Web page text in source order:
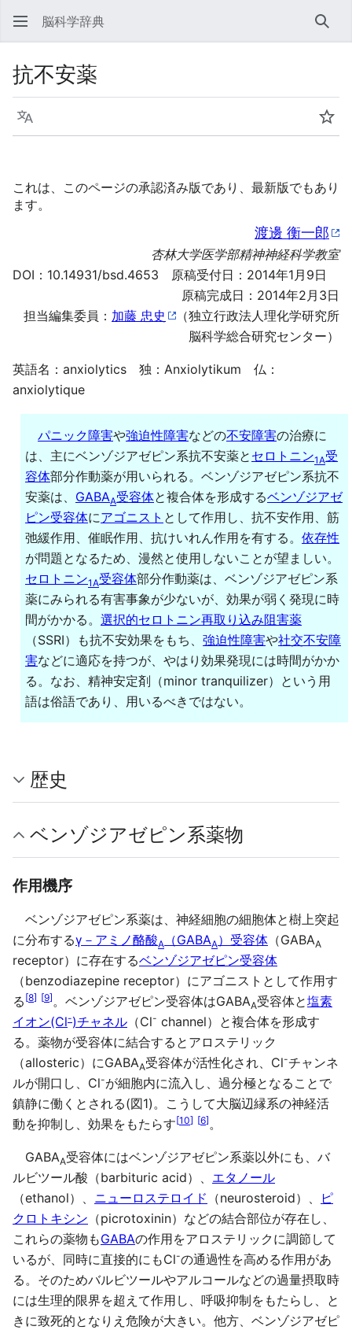
脳科学辞典 検索
抗不安薬
言語 ウ
これは、このページの承認済み版であり、最新版でもあり
ます。
渡邊 衡一郎
杏林大学医学部精神神経科学教室
DOI： 10.14931/bsd.4653 原稿受付日：2014年1月9日
原稿完成日：2014年2月3日
担当編集委員： 加藤 忠史
（独立行政法人理化学研究所
脳科学総合研究センター）
英語名：anxiolytics 独：Anxiolytikum 仏：
anxiolytique
パニック障害や強迫性障害などの不安障害の治療に
は、主にベンゾジアゼピン系抗不安薬と セロトニン1A受
容体部分作動薬が用いられる。ベンゾジアゼピン系抗不
安薬は、 GABAA受容体と複合体を形成するベンゾジアゼ
ピン受容体にアゴニスト として作用し、抗不安作用、筋
弛緩作用、催眠作用、抗けいれん作用を有する。 依存性
が問題となるため、漫然と使用しないことが望ましい。
セロトニン1A受容体部分作動薬は、ベンゾジアゼピン系
薬にみられる有害事象が少ないが、効果が弱く発現に時
間がかかる。 選択的セロトニン再取り込み阻害薬
（SSRI）も抗不安効果をもち、 強迫性障害や社交不安障
害などに適応を持つが、やはり効果発現には時間がかか
る。なお、精神安定剤（minor tranquilizer）という用
語は俗語であり、用いるべきではない。
歴史
ベンゾジアゼピン系薬物
作用機序
ベンゾジアゼピン系薬は、神経細胞の細胞体と樹上突起
に分布するγ－アミノ酪酸A （GABAA）受容体 （GABAA
receptor）に存在するベンゾジアゼピン受容体
（benzodiazepine receptor）にアゴニストとして作用す
る [8] [9]。ベンゾジアゼピン受容体はGABAA受容体と塩素
イオン(Cl-)チャネル （Cl- channel）と複合体を形成す
る。薬物が受容体に結合するとアロステリック
（allosteric）にGABAA受容体が活性化され、Cl-チャンネ
ルが開口し、Cl-が細胞内に流入し、過分極となることで
鎮静に働くとされる(図1)。こうして大脳辺縁系の神経活
動を抑制し、効果をもたらす[10] [6]。
GABAA受容体にはベンゾジアゼピン系薬以外にも、バ
ルビツール酸（barbituric acid）、 エタノール
（ethanol）、 ニューロステロイド （neurosteroid）、
ピ
クロトキシン （picrotoxinin）などの結合部位が存在し、
これらの薬物もGABAの作用をアロステリックに調節して
いるが、同時に直接的にもCl-の通過性を高める作用があ
る。そのためバルビツールやアルコールなどの過量摂取時
には生理的限界を超えて作用し、呼吸抑制をもたらし、と
きに致死的となりえ危険が大きい。他方、ベンゾジアゼピ